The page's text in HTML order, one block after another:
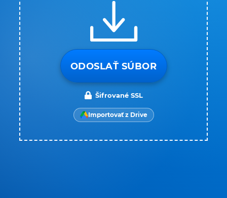
ODOSLAŤ SÚBOR
Šifrované SSL
Importovať z Drive